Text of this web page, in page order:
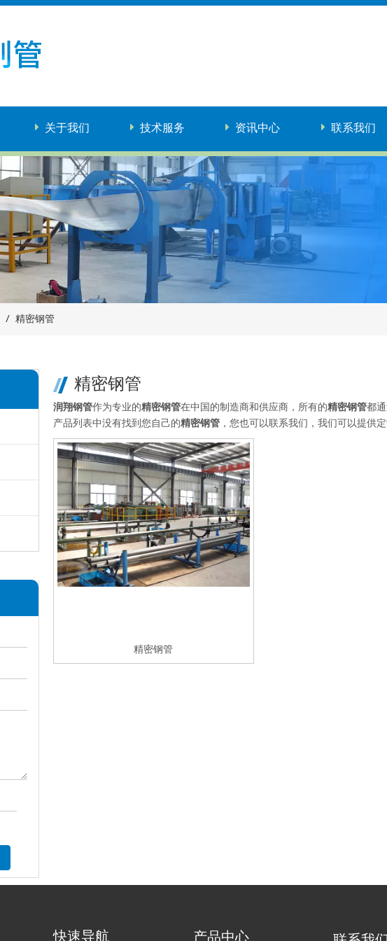
关于我们 技术服务 资讯中心 联系我们
/ 精密钢管
精密钢管
润翔钢管作为专业的精密钢管在中国的制造商和供应商，所有的精密钢管都
产品列表中没有找到您自己的精密钢管 ，您也可以联系我们，我们可以提供定
精密钢管
快速导航 产品中心